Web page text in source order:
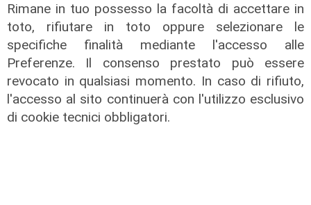
Rimane in tuo possesso la facoltà di accettare in
toto, rifiutare in toto oppure selezionare le
specifiche finalità mediante l'accesso alle
Preferenze. Il consenso prestato può essere
revocato in qualsiasi momento. In caso di rifiuto,
l'accesso al sito continuerà con l'utilizzo esclusivo
di cookie tecnici obbligatori.
EstateSpettacolo 2026: nel 2027
già confermati Claudio Baglioni e
Sayf
di F.S.